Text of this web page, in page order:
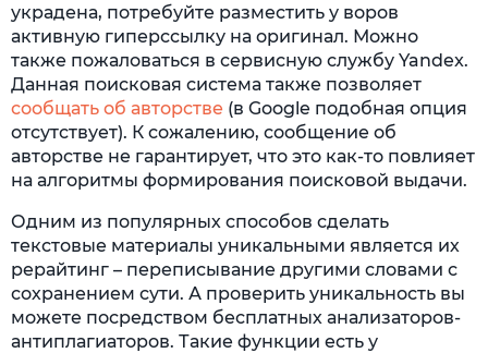
украдена, потребуйте разместить у воров
активную гиперссылку на оригинал. Можно
также пожаловаться в сервисную службу Yandex.
Данная поисковая система также позволяет
сообщать об авторстве (в Google подобная опция
отсутствует). К сожалению, сообщение об
авторстве не гарантирует, что это как-то повлияет
на алгоритмы формирования поисковой выдачи.
Одним из популярных способов сделать
текстовые материалы уникальными является их
рерайтинг – переписывание другими словами с
сохранением сути. А проверить уникальность вы
можете посредством бесплатных анализаторов-
антиплагиаторов. Такие функции есть у